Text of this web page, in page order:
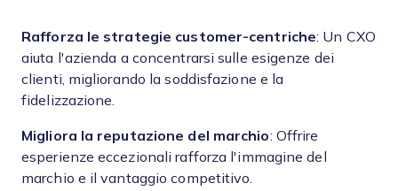
Rafforza le strategie customer-centriche: Un CXO
aiuta l'azienda a concentrarsi sulle esigenze dei
clienti, migliorando la soddisfazione e la
fidelizzazione.
Migliora la reputazione del marchio: Offrire
esperienze eccezionali rafforza l'immagine del
marchio e il vantaggio competitivo.